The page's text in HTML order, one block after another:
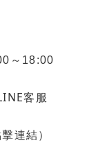
～18:00
客服
連結）